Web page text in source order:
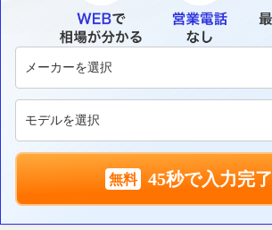
45秒で入力完了